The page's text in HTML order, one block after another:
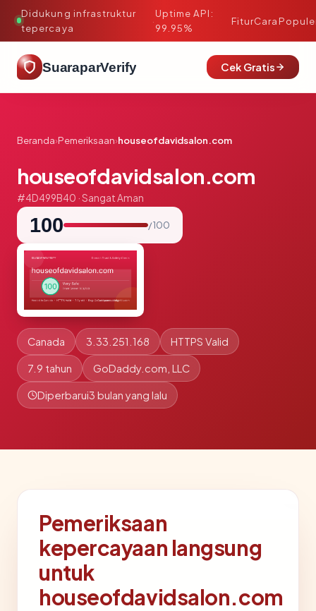
Didukung infrastruktur
tepercaya
·
Uptime API:
99.95%
FiturCara
SuaraparVerify Cek Gratis
Beranda›Pemeriksaan›houseofdavidsalon.com
houseofdavidsalon.com
#4D499B40 · Sangat Aman
100 / 100
Canada 3.33.251.168 HTTPS Valid
7.9 tahun GoDaddy.com, LLC
Diperbarui3 bulan yang lalu
Pemeriksaan
kepercayaan langsung
untuk
houseofdavidsalon.com